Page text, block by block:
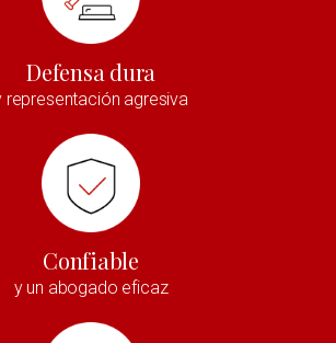
Defensa dura
representación agresiva
Confiable
y un abogado eficaz